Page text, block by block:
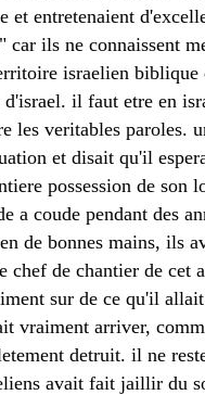
et entretenaient
car ils ne connaissent
israelien biblique
d'israel. il faut etre en
les veritables paroles.
et disait qu'il
possession de son
a coude pendant des
de bonnes mains, ils
chef de chantier de cet
sur de ce qu'il
vraiment arriver,
detruit. il ne
avait fait jaillir du